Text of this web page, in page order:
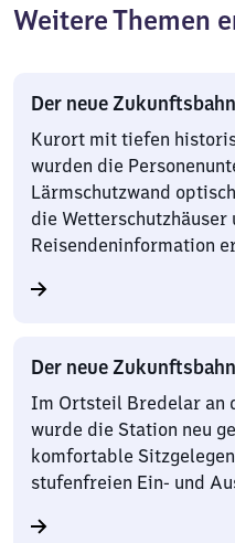
Weitere Themen
Der neue
Kurort mit tiefen
wurden die
Lärmschutzwand
die Wetterschutzhäuser
Reisendeninformation
Der neue
Im Ortsteil Bredelar an
wurde die Station neu
komfortable
stufenfreien Ein- und